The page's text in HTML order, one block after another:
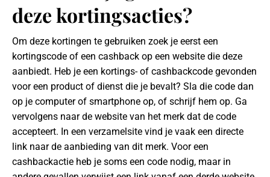
deze kortingsacties?
Om deze kortingen te gebruiken zoek je eerst een
kortingscode of een cashback op een website die deze
aanbiedt. Heb je een kortings- of cashbackcode gevonden
voor een product of dienst die je bevalt? Sla die code dan
op je computer of smartphone op, of schrijf hem op. Ga
vervolgens naar de website van het merk dat de code
accepteert. In een verzamelsite vind je vaak een directe
link naar de aanbieding van dit merk. Voor een
cashbackactie heb je soms een code nodig, maar in